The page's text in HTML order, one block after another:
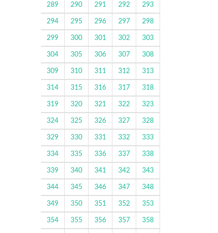
289 290 291 292 293
294 295 296 297 298
299 300 301 302 303
304 305 306 307 308
309 310 311 312 313
314 315 316 317 318
319 320 321 322 323
324 325 326 327 328
329 330 331 332 333
334 335 336 337 338
339 340 341 342 343
344 345 346 347 348
349 350 351 352 353
354 355 356 357 358